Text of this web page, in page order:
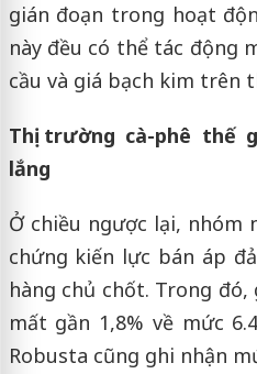
gián đoạn trong hoạt
này đều có thể tác động
cầu và giá bạch kim trên
Thị trường cà-phê thế
lắng
Ở chiều ngược lại, nhóm
chứng kiến lực bán áp
hàng chủ chốt. Trong
mất gần 1,8% về mức
Robusta cũng ghi nhận